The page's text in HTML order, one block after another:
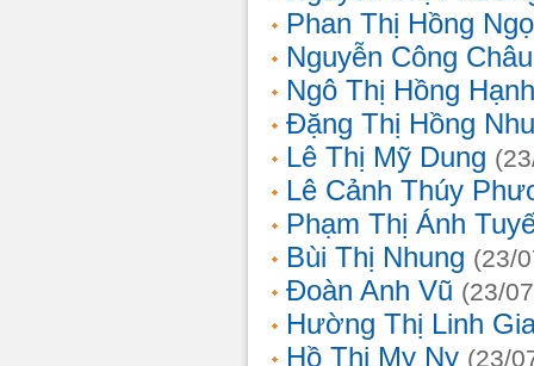
Phan Thị Hồng
Nguyễn Công Châu
Ngô Thị Hồng Hạnh
Đặng Thị Hồng
Lê Thị Mỹ Dung
Lê Cảnh Thúy
Phạm Thị Ánh
Bùi Thị Nhung (23/
Đoàn Anh Vũ (23/
Hường Thị Linh
Hồ Thị My Ny (23/